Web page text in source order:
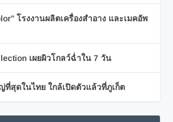
โรงงานผลิตเครื่องสำอาง และเมคอัพ
เผยผิวโกลว์ฉ่ำใน 7 วัน
ที่สุดในไทย ใกล้เปิดตัวแล้วที่ภูเก็ต